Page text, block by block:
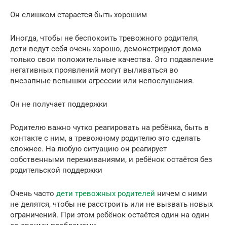
Он слишком старается быть хорошим
Иногда, чтобы не беспокоить тревожного родителя,
дети ведут себя очень хорошо, демонстрируют дома
только свои положительные качества. Это подавление
негативных проявлений могут выливаться во
внезапные вспышки агрессии или непослушания.
Он не получает поддержки
Родителю важно чутко реагировать на ребёнка, быть в
контакте с ним, а тревожному родителю это сделать
сложнее. На любую ситуацию он реагирует
собственными переживаниями, и ребёнок остаётся без
родительской поддержки
Очень часто дети тревожных родителей ничем с ними
не делятся, чтобы не расстроить или не вызвать новых
ограничений. При этом ребёнок остаётся один на один